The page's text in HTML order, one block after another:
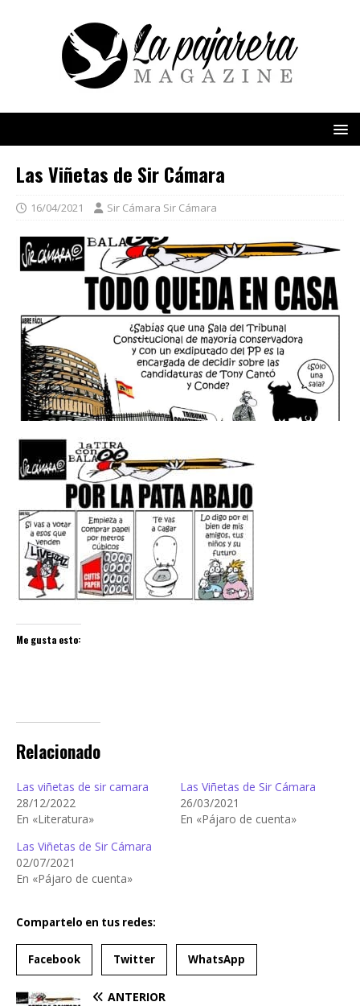
Las Viñetas de Sir Cámara
16/04/2021 Sir Cámara Sir Cámara
Me gusta esto:
Relacionado
Las viñetas de sir camara
28/12/2022
En «Literatura»
Las Viñetas de Sir Cámara
26/03/2021
En «Pájaro de cuenta»
Las Viñetas de Sir Cámara
02/07/2021
En «Pájaro de cuenta»
Compartelo en tus redes:
Facebook Twitter WhatsApp
ANTERIOR